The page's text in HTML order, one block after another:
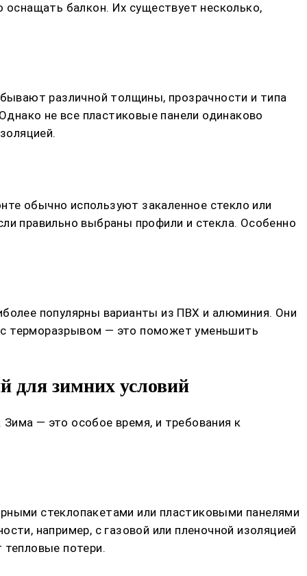
балкон. Их существует несколько,
различной толщины, прозрачности и типа
не все пластиковые панели одинаково
обычно используют закаленное стекло или
правильно выбраны профили и стекла. Особенно
популярны варианты из ПВХ и алюминия. Они
терморазрывом — это поможет уменьшить
для зимних условий
— это особое время, и требования к
стеклопакетами или пластиковыми панелями
например, с газовой или пленочной изоляцией
потери.